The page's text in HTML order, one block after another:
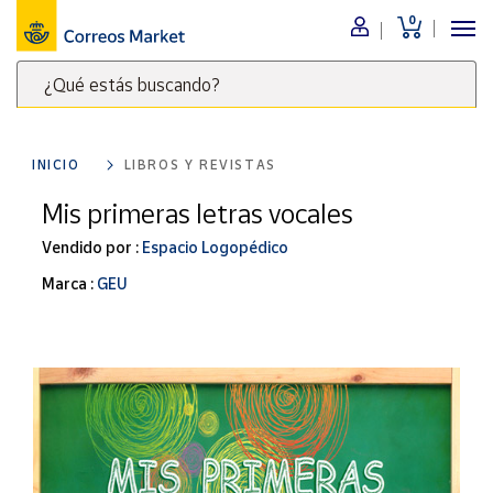
0
¿Qué estás buscando?
clave
para
buscar
productos
Menú
Nuestro
catálogo
Alimentación
Bebidas
Ocio y cultura
Juguetes y
Merchandising
INICIO LIBROS Y REVISTAS
Mis primeras letras vocales
Vendido por : Espacio Logopédico
Marca : GEU